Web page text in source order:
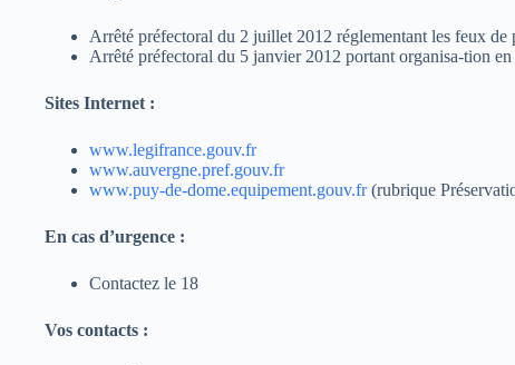
Arrêté préfectoral du 2 juillet 2012 réglementant les feux de
Arrêté préfectoral du 5 janvier 2012 portant organisa-tion
Sites Internet :
www.legifrance.gouv.fr
www.auvergne.pref.gouv.fr
www.puy-de-dome.equipement.gouv.fr(rubrique
En cas d’urgence :
Contactez le 18
Vos contacts :